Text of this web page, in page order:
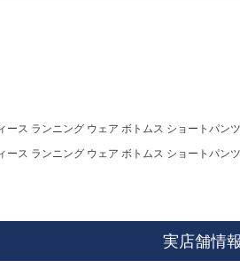
ース ランニング ウェア ボトムス ショートパン
ース ランニング ウェア ボトムス ショートパン
実店舗情報